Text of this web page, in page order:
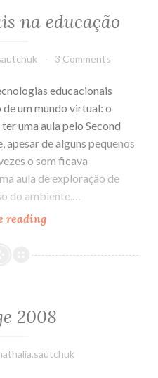
Richard
na educação
3 Comments
educacionais
um mundo virtual: o
uma aula pelo Second
de alguns pequenos
o som ficava
aula de exploração de
do ambiente.…
reading
na
2008